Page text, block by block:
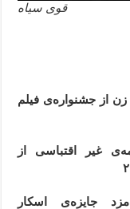
قوی سیاه
زن از جشنواره‌ی فیلم
غیر اقتباسی از
جایزه‌ی اسکار